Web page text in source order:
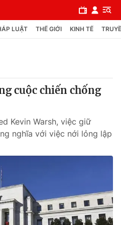
LUẬT THẾ GIỚI KINH TẾ
cuộc chiến chống
Kevin Warsh, việc giữ
nghĩa với việc nới lỏng lập